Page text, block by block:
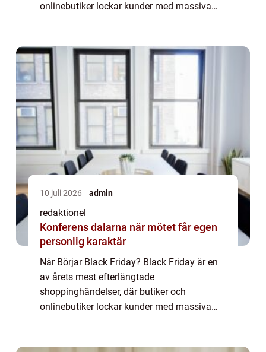
onlinebutiker lockar kunder med massiva
har sedan spridit sig ...
10 juli 2026 admin
redaktionel
Konferens dalarna när mötet får egen
personlig karaktär
När Börjar Black Friday? Black Friday är en
av årets mest efterlängtade
shoppinghändelser, där butiker och
onlinebutiker lockar kunder med massiva